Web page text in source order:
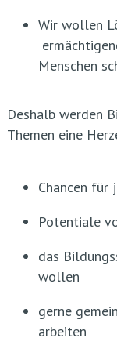
Wir wollen
Menschen
Deshalb werden
Themen eine
Chancen für
Potentiale
das
wollen
gerne
arbeiten